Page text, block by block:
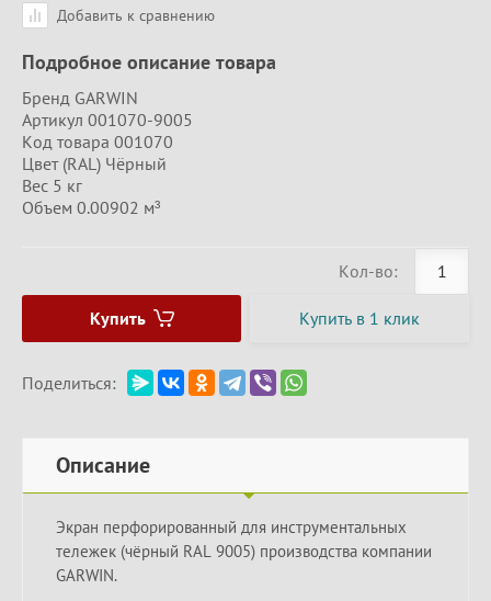
Добавить к сравнению
Подробное описание товара
Бренд GARWIN
Артикул 001070-9005
Код товара 001070
Цвет (RAL) Чёрный
Вес 5 кг
Объем 0.00902 м³
Кол-во:
Купить Купить в 1 клик
Поделиться:
Описание
Экран перфорированный для инструментальных
тележек (чёрный RAL 9005) производства компании
GARWIN.